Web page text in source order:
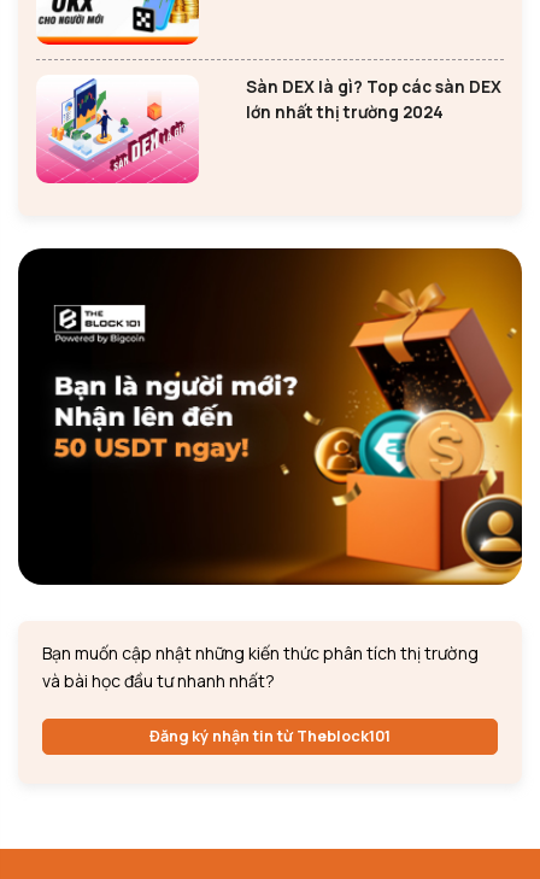
Sàn DEX là gì? Top các sàn DEX
lớn nhất thị trường 2024
Bạn muốn cập nhật những kiến thức phân tích thị trường
và bài học đầu tư nhanh nhất?
Đăng ký nhận tin từ Theblock101